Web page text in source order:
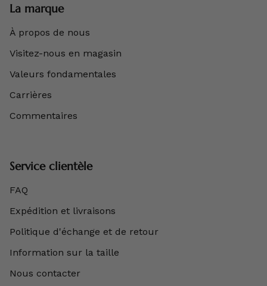
La marque
À propos de nous
Visitez-nous en magasin
Valeurs fondamentales
Carrières
Commentaires
Service clientèle
FAQ
Expédition et livraisons
Politique d'échange et de retour
Information sur la taille
Nous contacter